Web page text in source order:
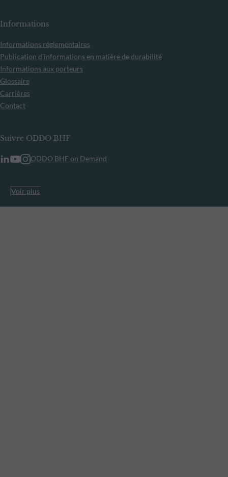
Informations
Informations réglementaires
Publication d’informations en matière de durabilité
Informations aux porteurs
Glossaire
Carrières
Contact
Suivre ODDO BHF
ODDO BHF on Demand
Voir plus